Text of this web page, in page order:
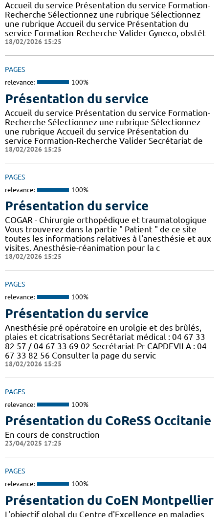
Accueil du service Présentation du service Formation-
Recherche Sélectionnez une rubrique Sélectionnez
une rubrique Accueil du service Présentation du
service Formation-Recherche Valider Gyneco, obstét
18/02/2026 15:25
PAGES
relevance: 100%
Présentation du service
Accueil du service Présentation du service Formation-
Recherche Sélectionnez une rubrique Sélectionnez
une rubrique Accueil du service Présentation du
service Formation-Recherche Valider Secrétariat de
18/02/2026 15:25
PAGES
relevance: 100%
Présentation du service
COGAR - Chirurgie orthopédique et traumatologique
Vous trouverez dans la partie " Patient " de ce site
toutes les informations relatives à l'anesthésie et aux
visites. Anesthésie-réanimation pour la c
18/02/2026 15:25
PAGES
relevance: 100%
Présentation du service
Anesthésie pré opératoire en urolgie et des brûlés,
plaies et cicatrisations Secrétariat médical : 04 67 33
82 57 / 04 67 33 69 02 Secrétariat Pr CAPDEVILA : 04
67 33 82 56 Consulter la page du servic
18/02/2026 15:25
PAGES
relevance: 100%
Présentation du CoReSS Occitanie
En cours de construction
23/04/2025 17:25
PAGES
relevance: 100%
Présentation du CoEN Montpellier
L'objectif global du Centre d'Excellence en maladies